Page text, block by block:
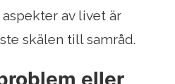
av livet är
skälen till samråd.